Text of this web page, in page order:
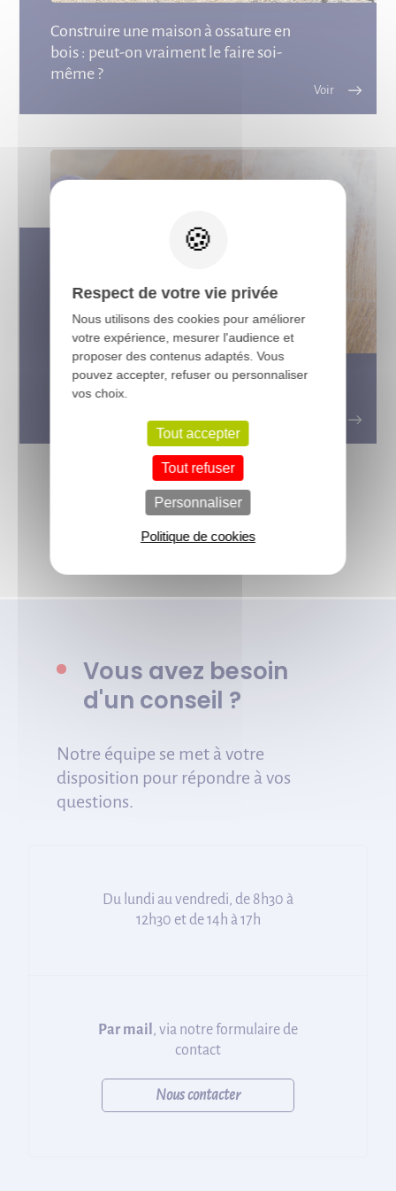
Construire une maison à ossature en
bois : peut-on vraiment le faire soi-
même ?
Comment protéger et entretenir les
plans de travail de cuisine en bois ?
Voir tous les conseils de l’équipe
Vous avez besoin
d'un conseil ?
Notre équipe se met à votre
disposition pour répondre à vos
questions.
Du lundi au vendredi, de 8h30 à
12h30 et de 14h à 17h
Par mail , via notre formulaire de
contact
Nous contacter
Respect de votre vie privée
Nous utilisons des cookies pour améliorer
votre expérience, mesurer l'audience et
proposer des contenus adaptés. Vous
pouvez accepter, refuser ou personnaliser
vos choix.
Tout accepter
Tout refuser
Personnaliser
Politique de cookies